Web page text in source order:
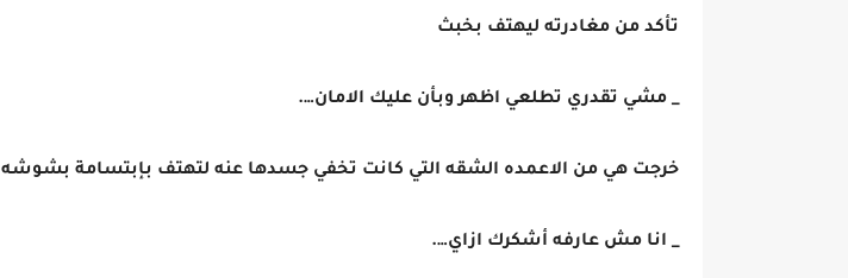
تأكد من مغادرته ليهتف بخبث
_ مشي تقدري تطلعي اظهر وبأن عليك الامان….
خرجت هي من الاعمده الشقه التي كانت تخفي جسدها عنه لتهتف بإبتسامة بشوشه
_ انا مش عارفه أشكرك ازاي….